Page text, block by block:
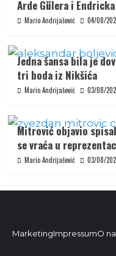
Arde Gülera i Endricka
Mario Andrijašević 04/08/
Jedna šansa bila je
tri boda iz Nikšića
Mario Andrijašević 03/08/
Mitrović objavio
se vraća u
Mario Andrijašević 03/08/
MarketingImpressumO